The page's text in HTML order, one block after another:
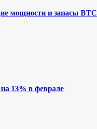
мощности и запасы BTC
13% в феврале